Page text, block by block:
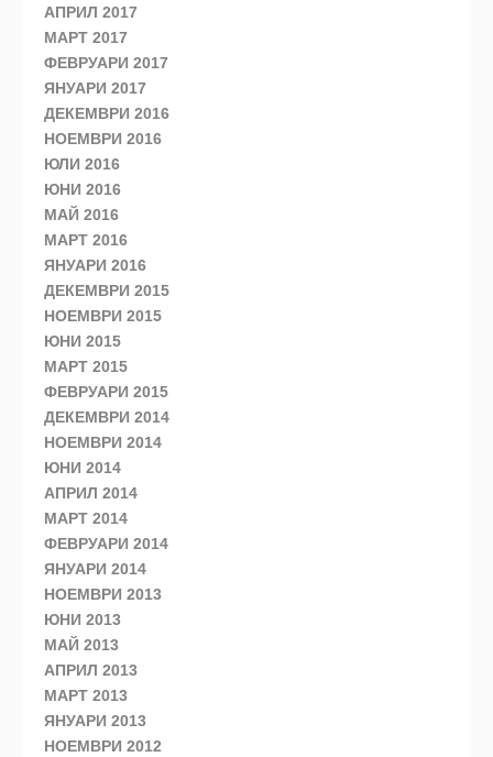
АПРИЛ 2017
МАРТ 2017
ФЕВРУАРИ 2017
ЯНУАРИ 2017
ДЕКЕМВРИ 2016
НОЕМВРИ 2016
ЮЛИ 2016
ЮНИ 2016
МАЙ 2016
МАРТ 2016
ЯНУАРИ 2016
ДЕКЕМВРИ 2015
НОЕМВРИ 2015
ЮНИ 2015
МАРТ 2015
ФЕВРУАРИ 2015
ДЕКЕМВРИ 2014
НОЕМВРИ 2014
ЮНИ 2014
АПРИЛ 2014
МАРТ 2014
ФЕВРУАРИ 2014
ЯНУАРИ 2014
НОЕМВРИ 2013
ЮНИ 2013
МАЙ 2013
АПРИЛ 2013
МАРТ 2013
ЯНУАРИ 2013
НОЕМВРИ 2012